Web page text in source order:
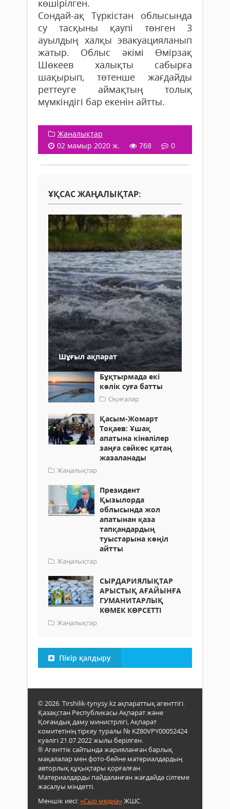
көшірілген.
Сондай-ақ Түркістан облысында
су тасқыны қаупі төнген 3
ауылдың халқы эвакуацияланып
жатыр. Облыс әкімі Өмірзақ
Шөкеев халықты сабырға
шақырып, төтенше жағдайды
реттеуге аймақтың толық
мүмкіндігі бар екенін айтты.
Жаңалықтар
02 мамыр 2020 ж.
768 0
ҰҚСАС ЖАҢАЛЫҚТАР:
Шұғыл ақпарат
Бұқтырмада екі
көлік суға батты
Оқиғалар
Қасым-Жомарт
Тоқаев: Ұшақ
апатына кінәлілер
заңға сәйкес қатаң
жазаланады
Жаңалықтар
Президент
Қызылорда
облысында жол
апатынан қаза
тапқандардың
туыстарына көңіл
айтты
Жаңалықтар
СЫРДАРИЯЛЫҚТАР
АРЫСТЫҚ АҒАЙЫНҒА
ГУМАНИТАРЛЫҚ
КӨМЕК КӨРСЕТТІ
Жаңалықтар
Пікір қалдыру
© 2026. Tirshilik-tynysy.kz ақпараттық агенттігі.
Қазақстан Республикасы Ақпарат және
Қоғамдық даму министрлігі, Ақпарат
комитетінің тіркеу туралы № KZ80VPY00052424
куәлігі 21.07.2022 жылы берілген.
® Агенттік сайтында жарияланған барлық
мақалалар мен фото-бейне материалдардың
авторлық құқықтары қорғалған.
Материалдарды пайдаланған жағдайда сілтеме
жасалуы міндетті.
Меншік иесі:«Сыр медиа»ЖШС.